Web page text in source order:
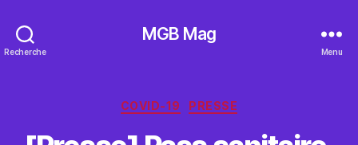
Recherche
MGB Mag
Menu
Catégories
COVID-19 PRESSE